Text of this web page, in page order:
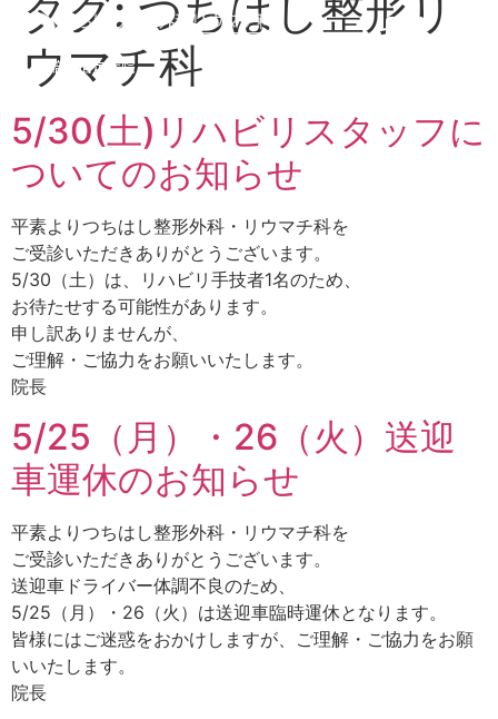
労災•自賠責指定病院
タグ: つちはし整形リ
ウマチ科
5/30(土)リハビリスタッフに
ついてのお知らせ
平素よりつちはし整形外科・リウマチ科を
ご受診いただきありがとうございます。
5/30（土）は、リハビリ手技者1名のため、
お待たせする可能性があります。
申し訳ありませんが、
ご理解・ご協力をお願いいたします。
院長
5/25（月）・26（火）送迎
車運休のお知らせ
平素よりつちはし整形外科・リウマチ科を
ご受診いただきありがとうございます。
送迎車ドライバー体調不良のため、
5/25（月）・26（火）は送迎車臨時運休となります。
皆様にはご迷惑をおかけしますが、ご理解・ご協力をお願
いいたします。
院長